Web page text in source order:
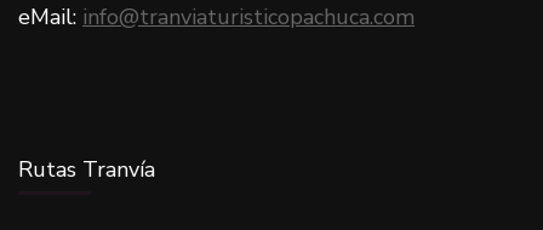
eMail: info@tranviaturisticopachuca.com
Rutas Tranvía